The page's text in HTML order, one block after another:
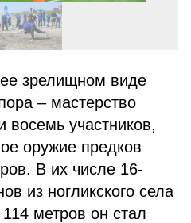
зрелищном виде
– мастерство
восемь участников,
оружие предков
В их числе 16-
из ногликского села
метров он стал